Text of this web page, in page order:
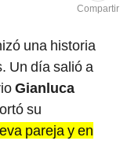
Compartir
una historia
Un día salió a
Gianluca
su
pareja y en